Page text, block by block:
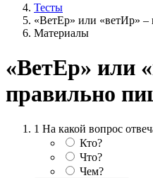
Тесты
«ВетЕр» или «ветИр» –
Материалы
«ВетЕр» или
правильно
1 На какой вопрос
Кто?
Что?
Чем?